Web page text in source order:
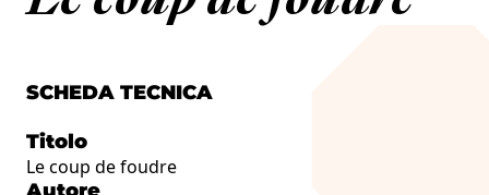
SCHEDA TECNICA
Titolo
Le coup de foudre